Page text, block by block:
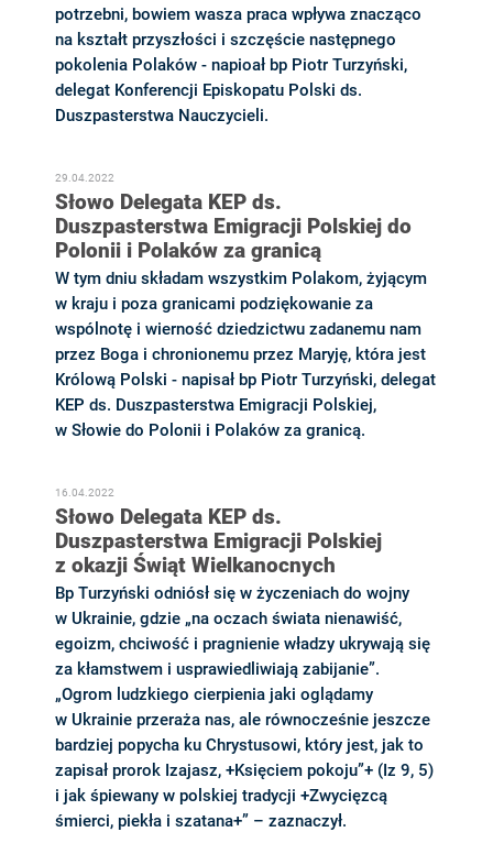
potrzebni, bowiem wasza praca wpływa znacząco
na kształt przyszłości i szczęście następnego
pokolenia Polaków - napioał bp Piotr Turzyński,
delegat Konferencji Episkopatu Polski ds.
Duszpasterstwa Nauczycieli.
29.04.2022
Słowo Delegata KEP ds.
Duszpasterstwa Emigracji Polskiej do
Polonii i Polaków za granicą
W tym dniu składam wszystkim Polakom, żyjącym
w kraju i poza granicami podziękowanie za
wspólnotę i wierność dziedzictwu zadanemu nam
przez Boga i chronionemu przez Maryję, która jest
Królową Polski - napisał bp Piotr Turzyński, delegat
KEP ds. Duszpasterstwa Emigracji Polskiej,
w Słowie do Polonii i Polaków za granicą.
16.04.2022
Słowo Delegata KEP ds.
Duszpasterstwa Emigracji Polskiej
z okazji Świąt Wielkanocnych
Bp Turzyński odniósł się w życzeniach do wojny
w Ukrainie, gdzie „na oczach świata nienawiść,
egoizm, chciwość i pragnienie władzy ukrywają się
za kłamstwem i usprawiedliwiają zabijanie”.
„Ogrom ludzkiego cierpienia jaki oglądamy
w Ukrainie przeraża nas, ale równocześnie jeszcze
bardziej popycha ku Chrystusowi, który jest, jak to
zapisał prorok Izajasz, +Księciem pokoju”+ (Iz 9, 5)
i jak śpiewany w polskiej tradycji +Zwycięzcą
śmierci, piekła i szatana+” – zaznaczył.